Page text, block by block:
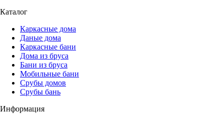
Каталог
Каркасные дома
Даные дома
Каркасные бани
Дома из бруса
Бани из бруса
Мобильные бани
Срубы домов
Срубы бань
Информация